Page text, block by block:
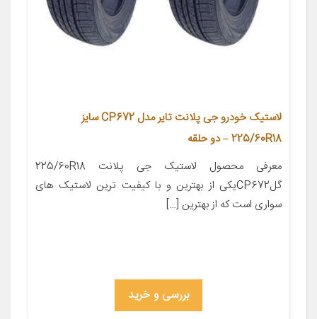
لاستیک خودرو جی پلانت تایر مدل CP672 سایز
225/60R18 – دو حلقه
معرفی محصول لاستیک جی پلانت 225/60R18
گلCP672یکی از بهترین و با کیفیت ترین لاستیک های
سواری است که از بهترین […]
بررسی و خرید